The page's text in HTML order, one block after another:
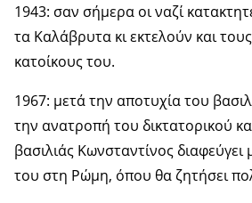
1943: σαν σήμερα οι ναζί
τα Καλάβρυτα κι εκτελούν και
κατοίκους του.
1967: μετά την αποτυχία του
την ανατροπή του δικτατορικού
βασιλιάς Κωνσταντίνος διαφεύγει
του στη Ρώμη, όπου θα ζητήσει